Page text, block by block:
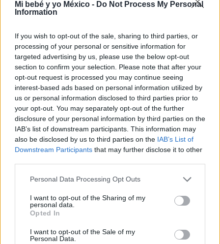
Mi bebé y yo México - Do Not Process My Personal
Information
If you wish to opt-out of the sale, sharing to third parties, or
processing of your personal or sensitive information for
targeted advertising by us, please use the below opt-out
section to confirm your selection. Please note that after your
opt-out request is processed you may continue seeing
interest-based ads based on personal information utilized by
us or personal information disclosed to third parties prior to
your opt-out. You may separately opt-out of the further
disclosure of your personal information by third parties on the
IAB’s list of downstream participants. This information may
also be disclosed by us to third parties on the IAB’s List of
Downstream Participants that may further disclose it to other
Personal Data Processing Opt Outs
I want to opt-out of the Sharing of my
personal data.
Opted In
I want to opt-out of the Sale of my
Personal Data.
Disfraces de Halloween para mascotas: 5 ideas
divertidas y modernas
LEER